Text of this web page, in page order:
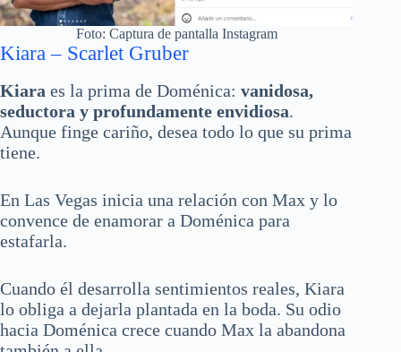
Foto: Captura de pantalla Instagram
Kiara – Scarlet Gruber
Kiara es la prima de Doménica: vanidosa,
seductora y profundamente envidiosa.
Aunque finge cariño, desea todo lo que su prima
tiene.
En Las Vegas inicia una relación con Max y lo
convence de enamorar a Doménica para
estafarla.
Cuando él desarrolla sentimientos reales, Kiara
lo obliga a dejarla plantada en la boda. Su odio
hacia Doménica crece cuando Max la abandona